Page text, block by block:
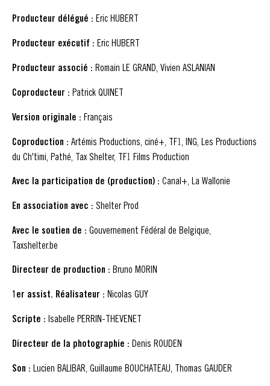
Producteur délégué : Eric HUBERT
Producteur exécutif : Eric HUBERT
Producteur associé : Romain LE GRAND, Vivien ASLANIAN
Coproducteur : Patrick QUINET
Version originale : Français
Coproduction : Artémis Productions, ciné+, TF1, ING, Les Productions
du Ch'timi, Pathé, Tax Shelter, TF1 Films Production
Avec la participation de (production) : Canal+, La Wallonie
En association avec : Shelter Prod
Avec le soutien de : Gouvernement Fédéral de Belgique,
Taxshelter.be
Directeur de production : Bruno MORIN
1er assist. Réalisateur : Nicolas GUY
Scripte : Isabelle PERRIN-THEVENET
Directeur de la photographie : Denis ROUDEN
Son : Lucien BALIBAR, Guillaume BOUCHATEAU, Thomas GAUDER